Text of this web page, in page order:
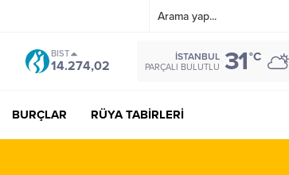
BIST
14.274,02
İSTANBUL
PARÇALI BULUTLU 31°C
BURÇLAR RÜYA TABİRLERİ